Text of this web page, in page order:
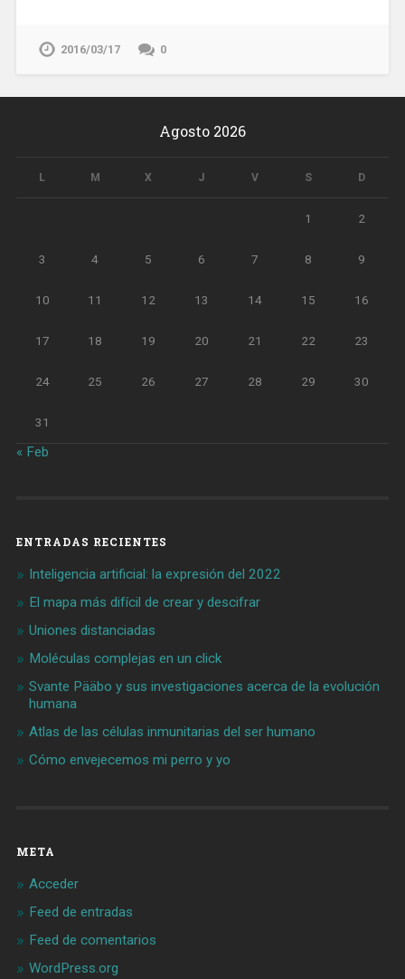
2016/03/17 0
Agosto 2026
L M X J V S D
1 2
3 4 5 6 7 8 9
10 11 12 13 14 15 16
17 18 19 20 21 22 23
24 25 26 27 28 29 30
31
« Feb
ENTRADAS RECIENTES
Inteligencia artificial: la expresión del 2022
El mapa más difícil de crear y descifrar
Uniones distanciadas
Moléculas complejas en un click
Svante Pääbo y sus investigaciones acerca de la evolución
humana
Atlas de las células inmunitarias del ser humano
Cómo envejecemos mi perro y yo
META
Acceder
Feed de entradas
Feed de comentarios
WordPress.org